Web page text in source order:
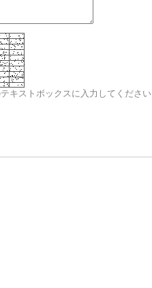
キストボックスに入力してくださ